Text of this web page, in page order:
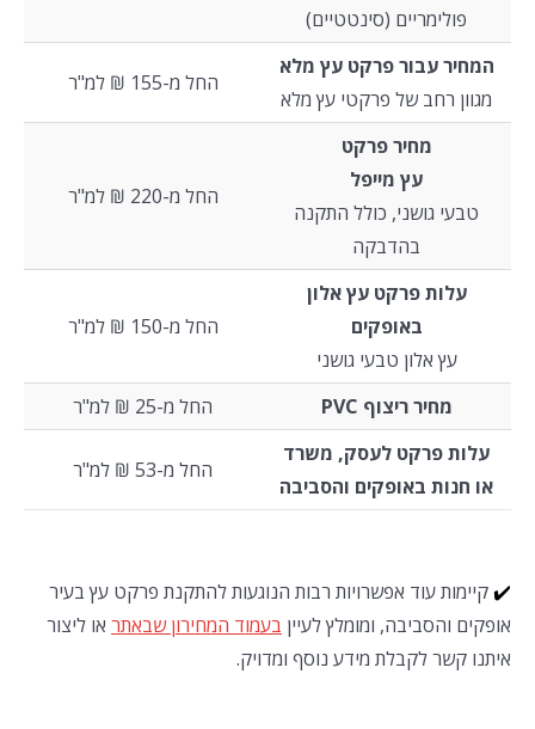
פולימריים (סינטטיים)
המחיר עבור פרקט עץ מלא
מגוון רחב של פרקטי עץ מלא
החל מ-155 ₪ למ"ר
מחיר פרקט
עץ מייפל
טבעי גושני, כולל התקנה
בהדבקה
החל מ-220 ₪ למ"ר
עלות פרקט עץ אלון
באופקים
עץ אלון טבעי גושני
החל מ-150 ₪ למ"ר
מחיר ריצוף PVC
החל מ-25 ₪ למ"ר
עלות פרקט לעסק, משרד
או חנות באופקים והסביבה
החל מ-53 ₪ למ"ר
✔️קיימות עוד אפשרויות רבות הנוגעות להתקנת פרקט עץ בעיר
אופקים והסביבה, ומומלץ לעיין בעמוד המחירון שבאתר או ליצור
איתנו קשר לקבלת מידע נוסף ומדויק.